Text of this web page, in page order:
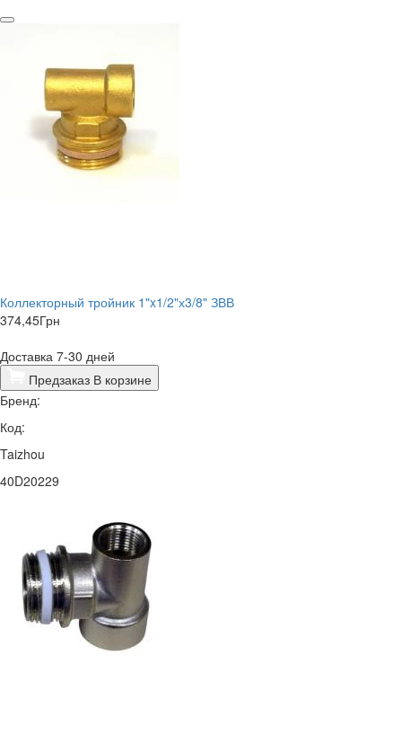
Коллекторный тройник 1"x1/2"х3/8" ЗВВ
374,45Грн
Доставка 7-30 дней
Предзаказ В корзине
Бренд:
Код:
Taizhou
40D20229